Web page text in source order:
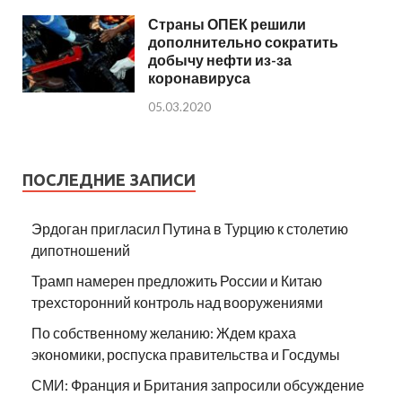
Страны ОПЕК решили
дополнительно сократить
добычу нефти из-за
коронавируса
05.03.2020
ПОСЛЕДНИЕ ЗАПИСИ
Эрдоган пригласил Путина в Турцию к столетию
дипотношений
Трамп намерен предложить России и Китаю
трехсторонний контроль над вооружениями
По собственному желанию: Ждем краха
экономики, роспуска правительства и Госдумы
СМИ: Франция и Британия запросили обсуждение